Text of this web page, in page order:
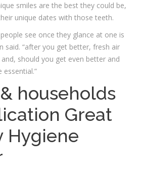
smiles are the best they could be,
unique dates with those teeth.
see once they glance at one is
said. “after you get better, fresh air
should you get even better and
households
Great
Hygiene